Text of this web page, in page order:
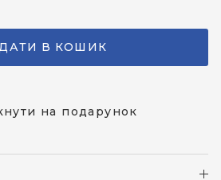
В КОШИК
на подарунок